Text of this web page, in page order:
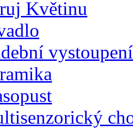
Květinu
vystoupení